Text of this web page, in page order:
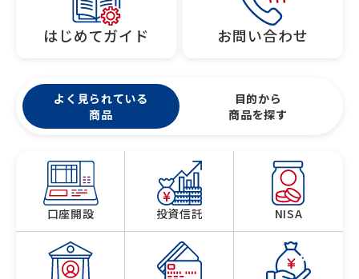
はじめてガイド お問い合わせ
よく見られている
商品
目的から
商品を探す
口座開設 投資信託 NISA